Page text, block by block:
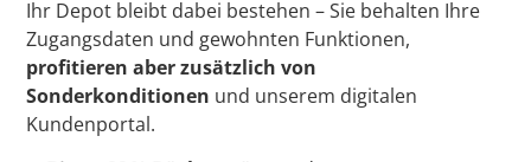
Ihr Depot bleibt dabei bestehen – Sie behalten Ihre
Zugangsdaten und gewohnten Funktionen,
profitieren aber zusätzlich von
Sonderkonditionen und unserem digitalen
Kundenportal.